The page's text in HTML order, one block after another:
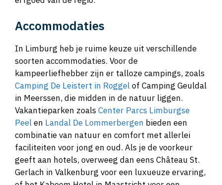
diepgaande blik in het culturele en religieuze
erfgoed van de regio.
Accommodaties
In Limburg heb je ruime keuze uit verschillende
soorten accommodaties. Voor de
kampeerliefhebber zijn er talloze campings, zoals
Camping De Leistert in Roggelof Camping Geuldal
in Meerssen, die midden in de natuur liggen.
Vakantieparken zoalsCenter Parcs Limburgse
PeelenLandal De Lommerbergenbieden een
combinatie van natuur en comfort met allerlei
faciliteiten voor jong en oud. Als je de voorkeur
geeft aan hotels, overweeg dan eens Château St.